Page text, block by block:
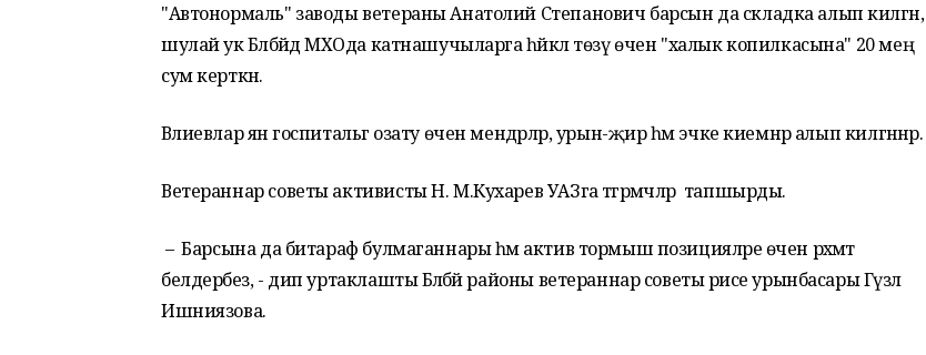
"Автонормаль" заводы ветераны Анатолий Степанович барсын да складка алып килгән,
шулай ук Бәләбәйдә МХОда катнашучыларга һәйкәл төзү өчен "халык копилкасына" 20 мең
сум керткән.
Вәлиевлар янә госпитальгә озату өчен мендәрләр, урын-җир һәм эчке киемнәр алып килгәннәр.
Ветераннар советы активисты Н. М.Кухарев УАЗга тәгәрмәчләр тапшырды.
– Барсына да битараф булмаганнары һәм актив тормыш позицияләре өчен рәхмәт
белдерәбез, - дип уртаклашты Бәләбәй районы ветераннар советы рәисе урынбасары Гүзәл
Ишниязова.